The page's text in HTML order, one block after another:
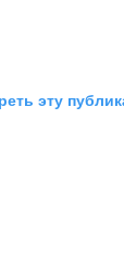
эту